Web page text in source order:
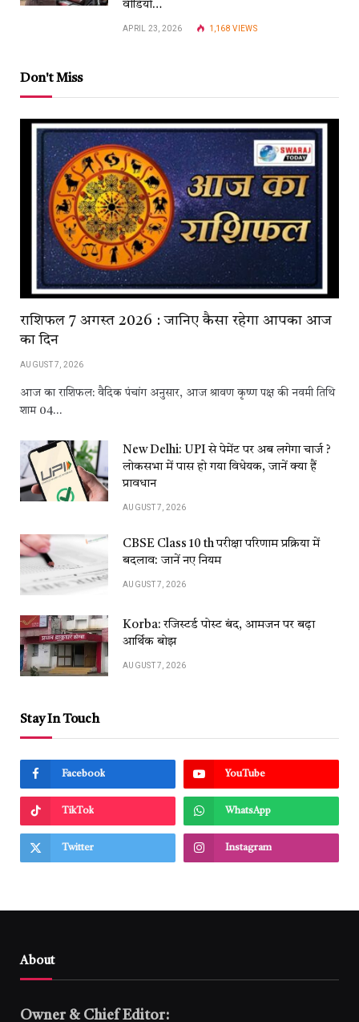
वीडियो…
APRIL 23, 2026 1,168VIEWS
Don't Miss
राशिफल 7 अगस्त 2026 : जानिए कैसा रहेगा आपका आज
का दिन
AUGUST 7, 2026
आज का राशिफल: वैदिक पंचांग अनुसार, आज श्रावण कृष्ण पक्ष की नवमी तिथि
शाम 04…
New Delhi: UPI से पेमेंट पर अब लगेगा चार्ज ?
लोकसभा में पास हो गया विधेयक, जानें क्या हैं
प्रावधान
AUGUST 7, 2026
CBSE Class 10 th परीक्षा परिणाम प्रक्रिया में
बदलाव: जानें नए नियम
AUGUST 7, 2026
Korba: रजिस्टर्ड पोस्ट बंद, आमजन पर बढ़ा
आर्थिक बोझ
AUGUST 7, 2026
Stay In Touch
Facebook YouTube
TikTok WhatsApp
Twitter Instagram
About
Owner & Chief Editor: